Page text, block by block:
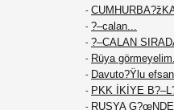
-
- ?–calan...
- ?–CALAN
- Rüya
- Davuto?Ÿlu
- PKK İKİYE
- RUSYA